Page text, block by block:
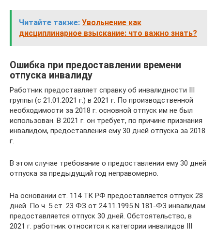
Читайте также: Увольнение как
дисциплинарное взыскание: что важно знать?
Ошибка при предоставлении времени
отпуска инвалиду
Работник предоставляет справку об инвалидности III
группы (с 21.01.2021 г.) в 2021 г. По производственной
необходимости за 2018 г. основной отпуск им не был
использован. В 2021 г. он требует, по причине признания
инвалидом, предоставления ему 30 дней отпуска за 2018
г.
В этом случае требование о предоставлении ему 30 дней
отпуска за предыдущий год неправомерно.
На основании ст. 114 ТК РФ предоставляется отпуск 28
дней. По ч. 5 ст. 23 ФЗ от 24.11.1995 N 181-ФЗ инвалидам
предоставляется отпуск 30 дней. Обстоятельство, в
2021 г. работник относится к категории инвалидов III